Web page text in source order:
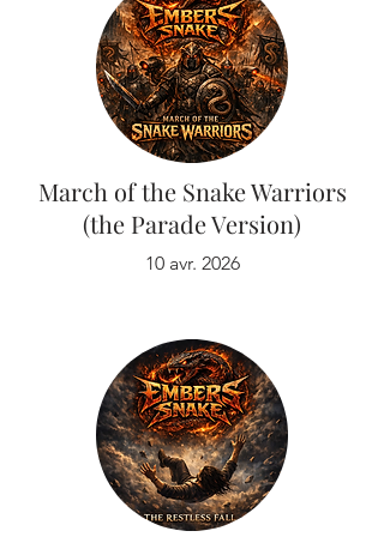
March of the Snake Warriors
(the Parade Version)
10 avr. 2026